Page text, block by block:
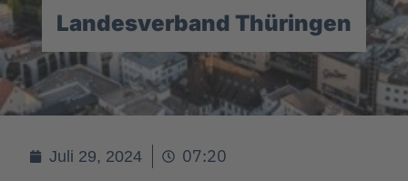
Landesverband Thüringen
Juli 29, 2024 07:20